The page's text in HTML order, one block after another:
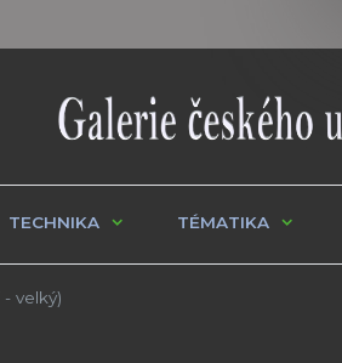
TECHNIKA TÉMATIKA
velký)